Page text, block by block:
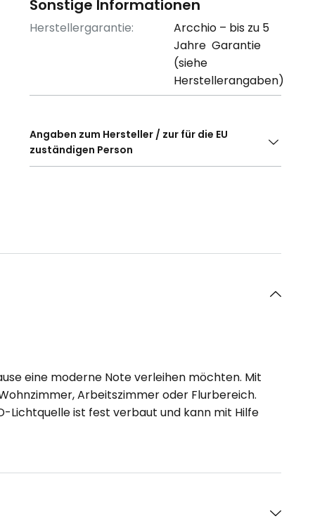
Sonstige Informationen
Herstellergarantie:
Arcchio – bis zu 5
Jahre Garantie
(siehe
Herstellerangaben)
Angaben zum Hersteller / zur für die EU
zuständigen Person
eine moderne Note verleihen möchten. Mit
Arbeitszimmer oder Flurbereich.
Lichtquelle ist fest verbaut und kann mit Hilfe